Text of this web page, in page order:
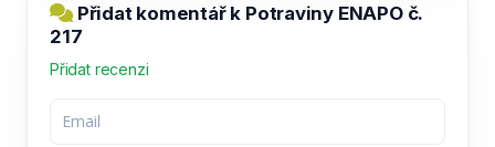
Přidat komentář k Potraviny ENAPO č.
217
Přidat recenzi